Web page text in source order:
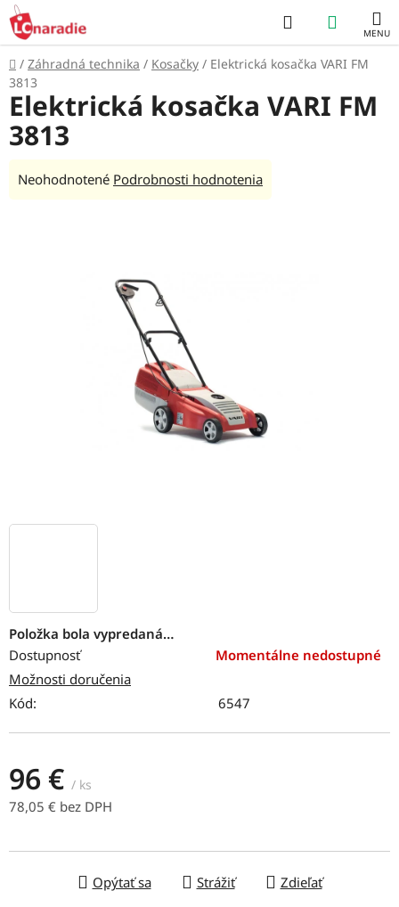
Prejsť
na
obsah
Hľadať
KOŠÍK
Domov
/ Záhradná technika / Kosačky / Elektrická kosačka VARI FM
3813
Položka bola vypredaná…
Dostupnosť
Momentálne nedostupné
Možnosti doručenia
Kód:
6547
96 € / ks
78,05 € bez DPH
Opýtať sa Strážiť Zdieľať
Elektrická kosačka VARI FM
3813
Priemerné
Neohodnotené Podrobnosti hodnotenia